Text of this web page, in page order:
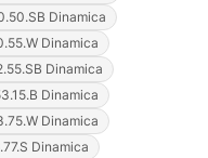
Dinamica
Dinamica
Dinamica
Dinamica
Dinamica
Dinamica